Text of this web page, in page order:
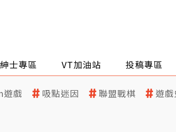
紳士專區 VT加油站 投稿專區
戲 吸點迷因 聯盟戰棋 遊